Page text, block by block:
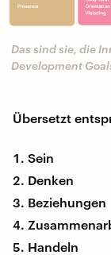
Das sind sie, die
Development
Übersetzt
Sein
Denken
Beziehungen
Handeln